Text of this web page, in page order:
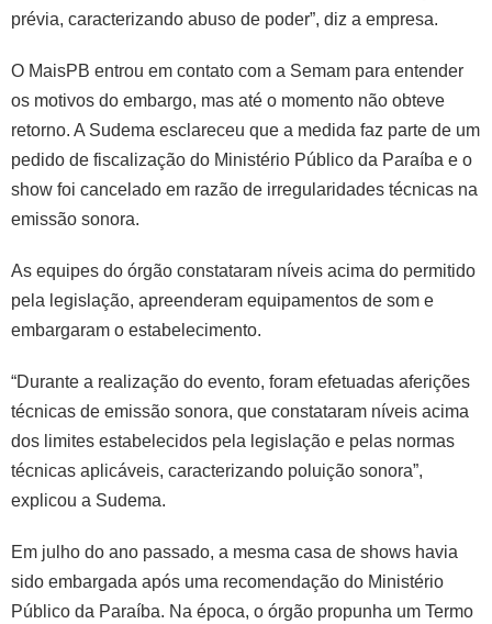
prévia, caracterizando abuso de poder”, diz a empresa.
O MaisPB entrou em contato com a Semam para entender
os motivos do embargo, mas até o momento não obteve
retorno. A Sudema esclareceu que a medida faz parte de um
pedido de fiscalização do Ministério Público da Paraíba e o
show foi cancelado em razão de irregularidades técnicas na
emissão sonora.
As equipes do órgão constataram níveis acima do permitido
pela legislação, apreenderam equipamentos de som e
embargaram o estabelecimento.
“Durante a realização do evento, foram efetuadas aferições
técnicas de emissão sonora, que constataram níveis acima
dos limites estabelecidos pela legislação e pelas normas
técnicas aplicáveis, caracterizando poluição sonora”,
explicou a Sudema.
Em julho do ano passado, a mesma casa de shows havia
sido embargada após uma recomendação do Ministério
Público da Paraíba. Na época, o órgão propunha um Termo